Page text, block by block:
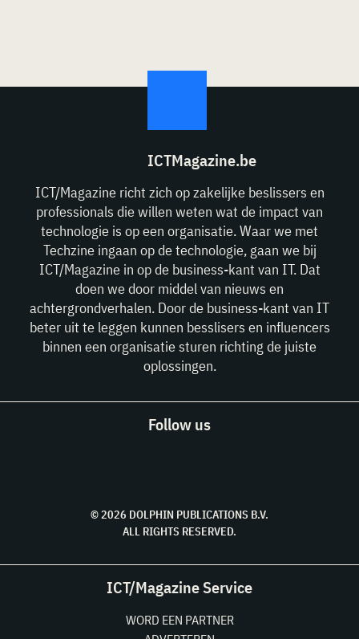
ICTMagazine.be
ICT/Magazine richt zich op zakelijke beslissers en
professionals die willen weten wat de impact van
technologie is op een organisatie. Waar we met
Techzine ingaan op de technologie, gaan we bij
ICT/Magazine in op de business-kant van IT. Dat
doen we door middel van nieuws en
achtergrondverhalen. Door de business-kant van IT
beter uit te leggen kunnen besslisers en influencers
binnen een organisatie sturen richting de juiste
oplossingen.
Follow us
© 2026 DOLPHIN PUBLICATIONS B.V.
ALL RIGHTS RESERVED.
ICT/Magazine Service
WORD EEN PARTNER